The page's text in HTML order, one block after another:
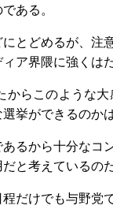
ある。
とどめるが、注
ア界隈に強くは
らこのような大
挙ができるのか
るから十分なコ
と考えているの
だけでも与野党